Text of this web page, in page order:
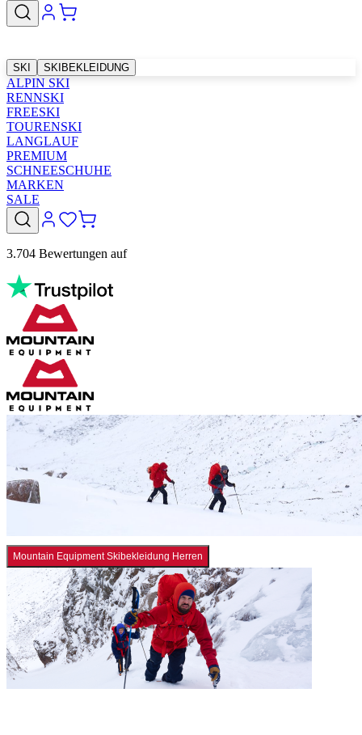
SKI SKIBEKLEIDUNG
ALPIN SKI
RENNSKI
FREESKI
TOURENSKI
LANGLAUF
PREMIUM
SCHNEESCHUHE
MARKEN
SALE
3.704 Bewertungen auf
Mountain Equipment Skibekleidung Herren